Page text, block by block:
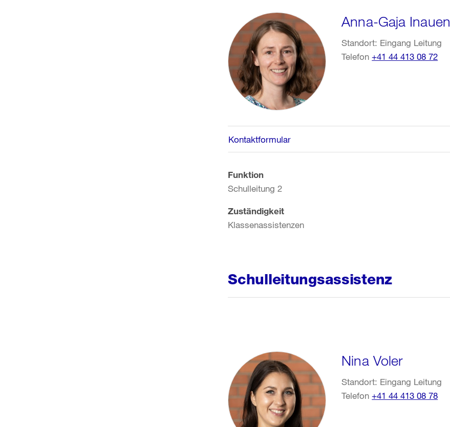
Anna-Gaja Inauen
Standort: Eingang Leitung
Telefon+41 44 413 08 72
Kontaktformular
Funktion
Schulleitung 2
Zuständigkeit
Klassenassistenzen
Schulleitungsassistenz
Nina Voler
Standort: Eingang Leitung
Telefon+41 44 413 08 78